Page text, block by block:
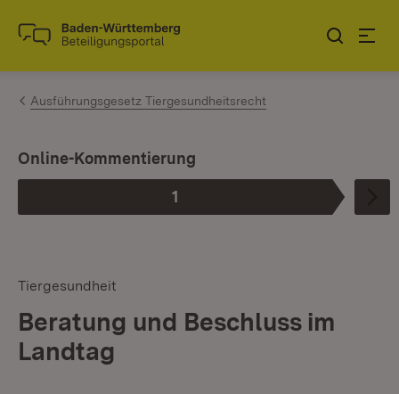
Zum Inhalt springen
Link zur Startseite
Ausführungsgesetz Tiergesundheitsrecht
Phase
1
:
Online-Kommentierung
Tiergesundheit
Beratung und Beschluss im
Landtag